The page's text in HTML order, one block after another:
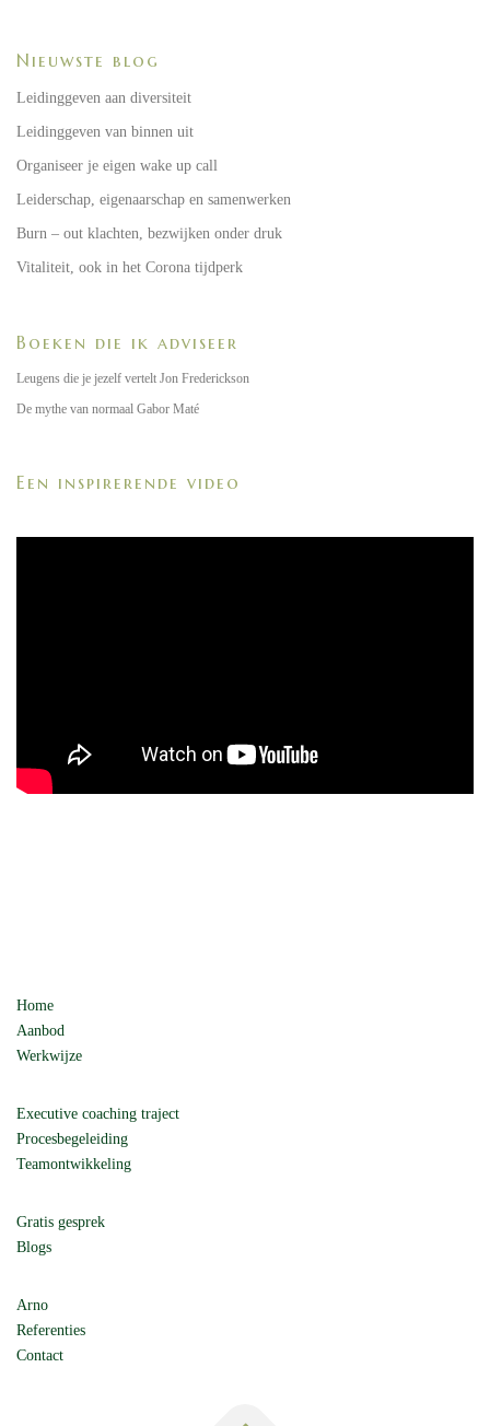
Nieuwste blog
Leidinggeven aan diversiteit
Leidinggeven van binnen uit
Organiseer je eigen wake up call
Leiderschap, eigenaarschap en samenwerken
Burn – out klachten, bezwijken onder druk
Vitaliteit, ook in het Corona tijdperk
Boeken die ik adviseer
Leugens die je jezelf vertelt Jon Frederickson
De mythe van normaal Gabor Maté
Een inspirerende video
Home
Aanbod
Werkwijze
Executive coaching traject
Procesbegeleiding
Teamontwikkeling
Gratis gesprek
Blogs
Arno
Referenties
Contact